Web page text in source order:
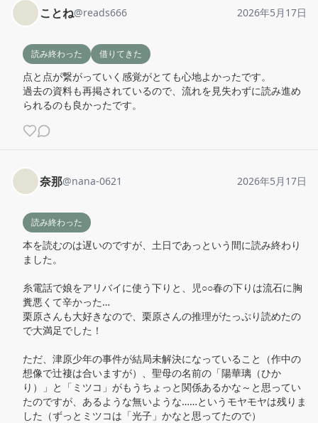
ことね@reads666 2026年5月17日
読み終わった 借りてきた
点と点が繋がっていく感覚がとても心地よかったです。
過去の資料も再掲されているので、流れを見失わずに読み進め
られるのも良かったです。
奈那@nana-0621 2026年5月17日
読み終わった
本を読むのは遅いのですが、土日であっという間に読み終わり
ました。
糸電話で娘をアリバイに使う下りと、児○○春の下りは流石に胸
糞悪くて辛かった…
栗原さんも大好きなので、栗原さんの推理がたっぷり読めたの
で大満足でした！
ただ、津原少年の事件が結局未解決になっていること（作中の
想像で辻褄は合いますが）、聖母の名前の「陽華璃（ひか
り）」と「ミツコ」がもうちょっと関係あるかな～と思ってい
たのですが、あるような無いような……というモヤモヤは残りま
した（ずっとミツコは「光子」かなと思ってたので）